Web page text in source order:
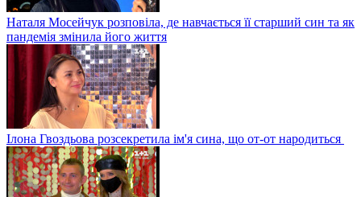
Наталя Мосейчук розповіла, де навчається її старший син та як
пандемія змінила його життя
Ілона Гвоздьова розсекретила ім'я сина, що от-от народиться